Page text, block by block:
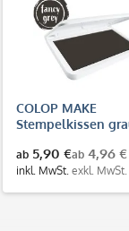
COLOP MAKE
Stempelkissen
ab 5,90 €
inkl. MwSt.
ab 4,96 €
exkl. MwSt.